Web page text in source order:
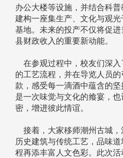
办公大楼等设施，并结合科
建构一座集生产、文化与观
基地。未来的投产不仅将促
县财政收入的重要新动能。
在参观过程中，校友们深
的工艺流程，并在导览人员
款，感受每一滴酒中蕴含的
是一次味觉与文化的飨宴，
密，增进彼此情谊。
接着，大家移师潮州古城，
历史建筑与传统工艺，品味
程再添丰富人文色彩。此次